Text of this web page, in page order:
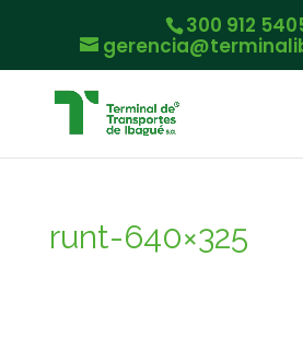
300 912
runt-640×325